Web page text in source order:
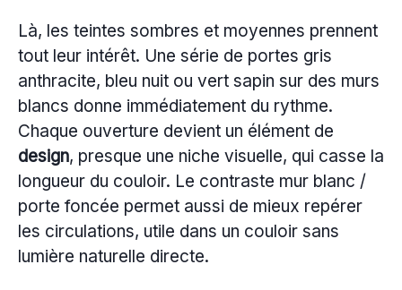
Là, les teintes sombres et moyennes prennent
tout leur intérêt. Une série de portes gris
anthracite, bleu nuit ou vert sapin sur des murs
blancs donne immédiatement du rythme.
Chaque ouverture devient un élément de
design, presque une niche visuelle, qui casse la
longueur du couloir. Le contraste mur blanc /
porte foncée permet aussi de mieux repérer
les circulations, utile dans un couloir sans
lumière naturelle directe.